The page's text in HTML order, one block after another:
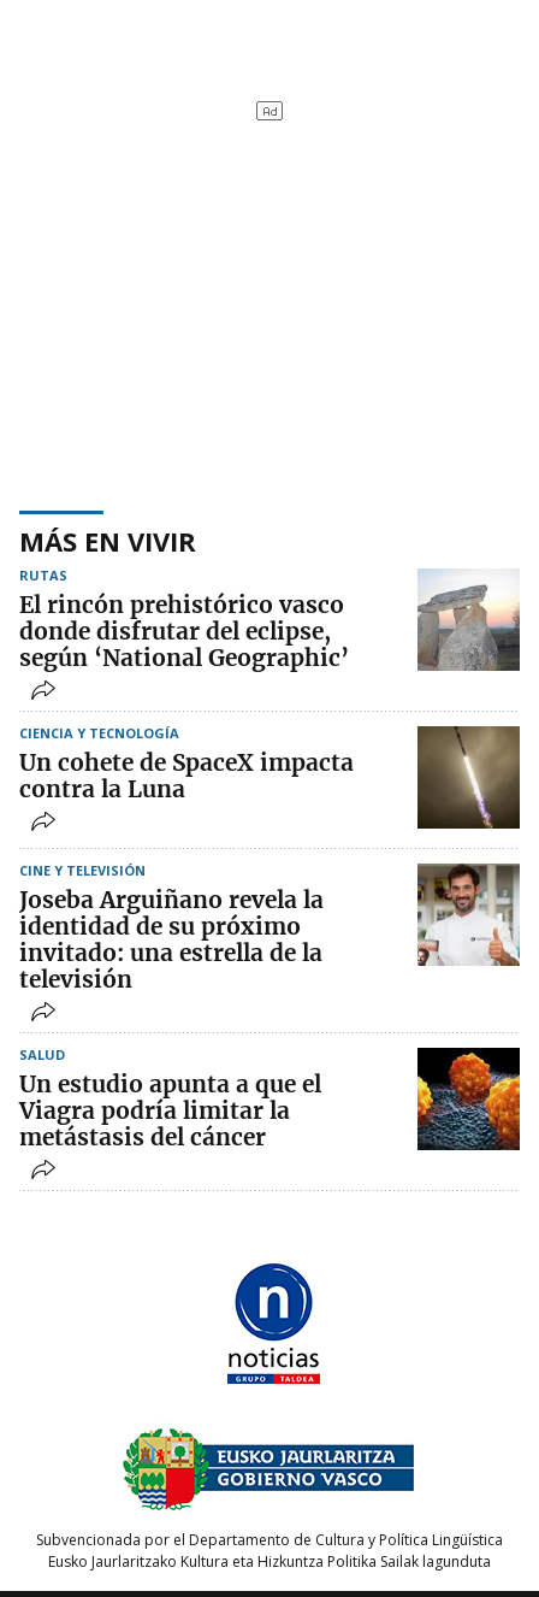
MÁS EN VIVIR
RUTAS
El rincón prehistórico vasco
donde disfrutar del eclipse,
según ‘National Geographic’
CIENCIA Y TECNOLOGÍA
Un cohete de SpaceX impacta
contra la Luna
CINE Y TELEVISIÓN
Joseba Arguiñano revela la
identidad de su próximo
invitado: una estrella de la
televisión
SALUD
Un estudio apunta a que el
Viagra podría limitar la
metástasis del cáncer
Subvencionada por el Departamento de Cultura y Política Lingüística
Eusko Jaurlaritzako Kultura eta Hizkuntza Politika Sailak lagunduta